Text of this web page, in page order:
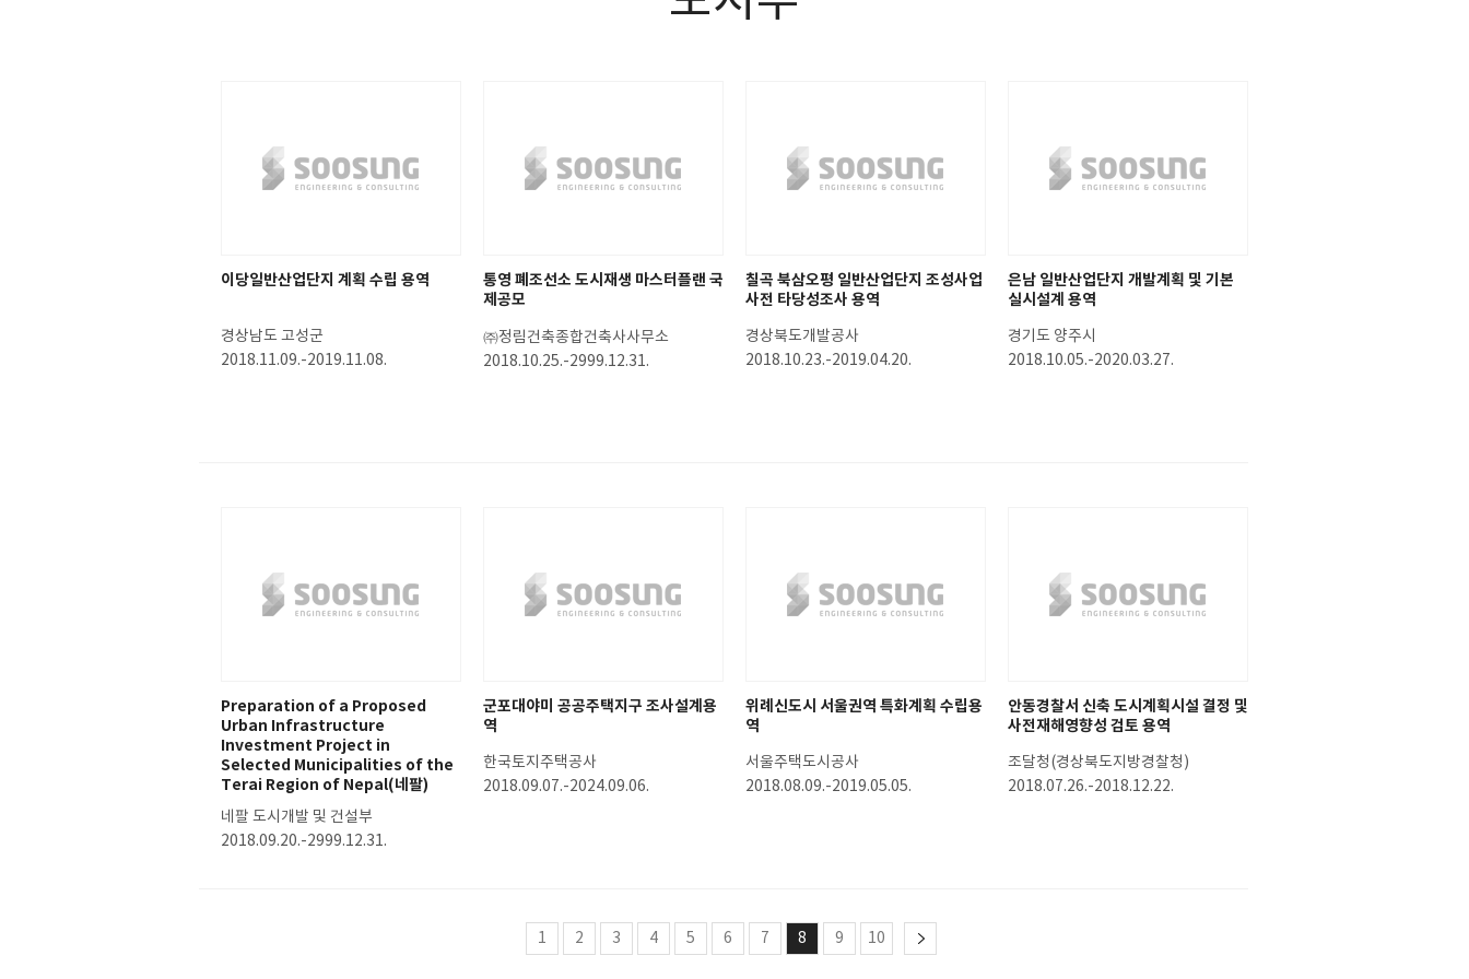
이당일반산업단지 계획 수립 용역
경상남도 고성군
2018.11.09.-2019.11.08.
통영 폐조선소 도시재생 마스터플랜 국
제공모
㈜정림건축종합건축사사무소
2018.10.25.-2999.12.31.
칠곡 북삼오평 일반산업단지 조성사업
사전 타당성조사 용역
경상북도개발공사
2018.10.23.-2019.04.20.
은남 일반산업단지 개발계획 및 기본
실시설계 용역
경기도 양주시
2018.10.05.-2020.03.27.
Preparation of a Proposed
Urban Infrastructure
Investment Project in
Selected Municipalities of the
Terai Region of Nepal(네팔)
네팔 도시개발 및 건설부
2018.09.20.-2999.12.31.
군포대야미 공공주택지구 조사설계용
역
한국토지주택공사
2018.09.07.-2024.09.06.
위례신도시 서울권역 특화계획 수립용
역
서울주택도시공사
2018.08.09.-2019.05.05.
안동경찰서 신축 도시계획시설 결정 및
사전재해영향성 검토 용역
조달청(경상북도지방경찰청)
2018.07.26.-2018.12.22.
1 2 3 4 5 6 7 8 9 10